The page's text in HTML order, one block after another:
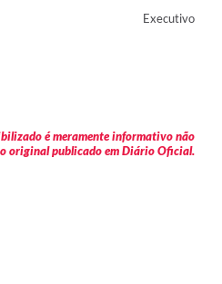
Executivo
é meramente informativo não
original publicado em Diário Oficial.